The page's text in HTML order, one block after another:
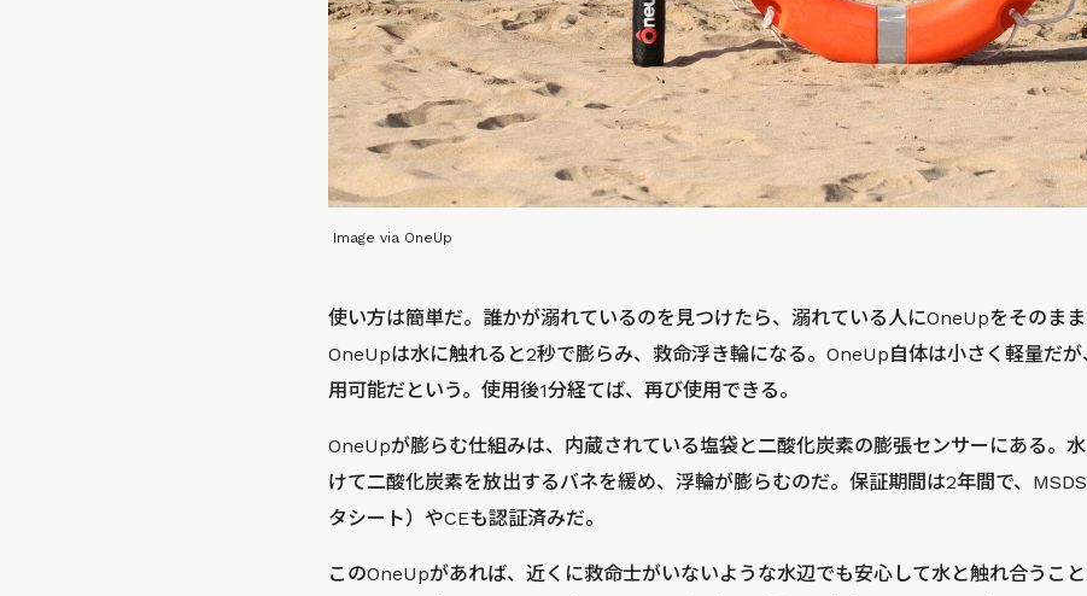
Image via OneUp
使い方は簡単だ。誰かが溺れているのを見つけたら、溺れている人にOneUpをそのまま
OneUpは水に触れると2秒で膨らみ、救命浮き輪になる。OneUp自体は小さく軽量だ
用可能だという。使用後1分経てば、再び使用できる。
OneUpが膨らむ仕組みは、内蔵されている塩袋と二酸化炭素の膨張センサーにある。
けて二酸化炭素を放出するバネを緩め、浮輪が膨らむのだ。保証期間は2年間で、
タシート）やCEも認証済みだ。
このOneUpがあれば、近くに救命士がいないような水辺でも安心して水と触れ合うこ